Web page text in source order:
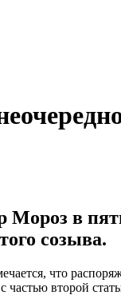
в
созыва.
что
второй